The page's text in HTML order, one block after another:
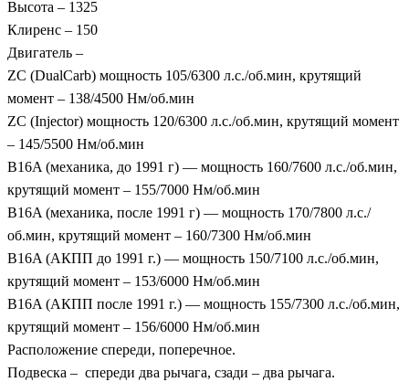
Высота – 1325
Клиренс – 150
Двигатель –
ZC (DualCarb) мощность 105/6300 л.с./об.мин, крутящий
момент – 138/4500 Нм/об.мин
ZC (Injector) мощность 120/6300 л.с./об.мин, крутящий момент
– 145/5500 Нм/об.мин
B16A (механика, до 1991 г) — мощность 160/7600 л.с./об.мин,
крутящий момент – 155/7000 Нм/об.мин
B16A (механика, после 1991 г) — мощность 170/7800 л.с./
об.мин, крутящий момент – 160/7300 Нм/об.мин
B16A (АКПП до 1991 г.) — мощность 150/7100 л.с./об.мин,
крутящий момент – 153/6000 Нм/об.мин
B16A (АКПП после 1991 г.) — мощность 155/7300 л.с./об.мин,
крутящий момент – 156/6000 Нм/об.мин
Расположение спереди, поперечное.
Подвеска – спереди два рычага, сзади – два рычага.